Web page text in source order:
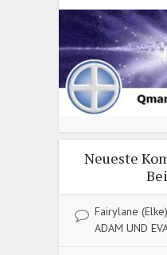
Neueste
Fairylane (Elke)
ADAM UND